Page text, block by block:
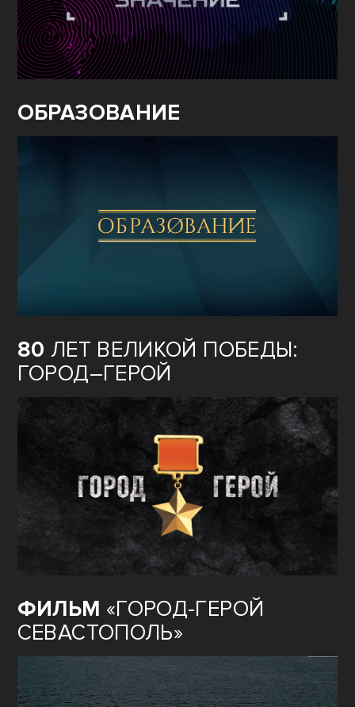
ОБРАЗОВАНИЕ
80 ЛЕТ ВЕЛИКОЙ ПОБЕДЫ:
ГОРОД–ГЕРОЙ
ФИЛЬМ «ГОРОД-ГЕРОЙ
СЕВАСТОПОЛЬ»